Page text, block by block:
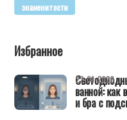
знаменитости
Избранное
ванной: как
и бра с
22-04-2026